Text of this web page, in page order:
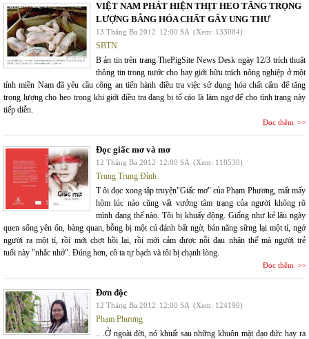
VIỆT NAM PHÁT HIỆN THỊT HEO TĂNG TRỌNG
LƯỢNG BẰNG HÓA CHẤT GÂY UNG THƯ
13 Tháng Ba 2012 12:00 SA (Xem: 133084)
SBTN
B ản tin trên trang ThePigSite News Desk ngày 12/3 trích thuật
thông tin trong nước cho hay giới hữu trách nông nghiệp ở một
tỉnh miền Nam đã yêu cầu công an tiến hành điều tra việc sử dụng hóa chất cấm để tăng
trọng lượng cho heo trong khi giới điều tra đang bị tố cáo là làm ngơ để cho tình trạng này
tiếp diễn.
Đọc thêm
Đọc giấc mơ và mơ
12 Tháng Ba 2012 12:00 SA (Xem: 118530)
Trung Trung Đỉnh
T ôi đọc xong tập truyện"Giấc mơ" của Phạm Phương, mất mấy
hôm lúc nào cũng vất vưởng tâm trạng của người không rõ
mình đang thế nào. Tôi bị khuấy động. Giống như kẻ lâu ngày
quen sống yên ổn, bàng quan, bỗng bị một cú đánh bất ngờ, bản năng sững lại một tí, ngớ
người ra một tí, rồi mới chợt hồi lại, rồi mới cảm được nỗi đau nhân thế mà người trẻ
tuổi này "nhắc nhở". Đúng hơn, cô ta tự bạch và tôi bị chạnh lòng.
Đọc thêm
Đơn độc
12 Tháng Ba 2012 12:00 SA (Xem: 124190)
Phạm Phương
.. .Ở ngoài đời, nó khuất sau những khuôn mặt đạo đức hay ra